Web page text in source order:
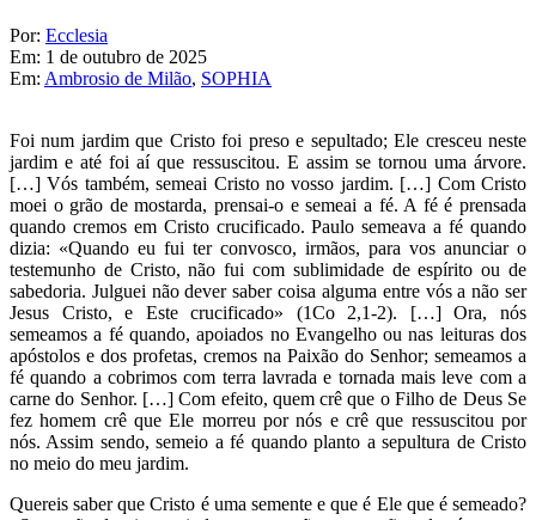
Por: Ecclesia
Em: 1 de outubro de 2025
Em: Ambrosio de Milão, SOPHIA
Foi num jardim que Cristo foi preso e sepultado; Ele cresceu neste
jardim e até foi aí que ressuscitou. E assim se tornou uma árvore.
[…] Vós também, semeai Cristo no vosso jardim. […] Com Cristo
moei o grão de mostarda, prensai-o e semeai a fé. A fé é prensada
quando cremos em Cristo crucificado. Paulo semeava a fé quando
dizia: «Quando eu fui ter convosco, irmãos, para vos anunciar o
testemunho de Cristo, não fui com sublimidade de espírito ou de
sabedoria. Julguei não dever saber coisa alguma entre vós a não ser
Jesus Cristo, e Este crucificado» (1Co 2,1-2). […] Ora, nós
semeamos a fé quando, apoiados no Evangelho ou nas leituras dos
apóstolos e dos profetas, cremos na Paixão do Senhor; semeamos a
fé quando a cobrimos com terra lavrada e tornada mais leve com a
carne do Senhor. […] Com efeito, quem crê que o Filho de Deus Se
fez homem crê que Ele morreu por nós e crê que ressuscitou por
nós. Assim sendo, semeio a fé quando planto a sepultura de Cristo
no meio do meu jardim.
Quereis saber que Cristo é uma semente e que é Ele que é semeado?